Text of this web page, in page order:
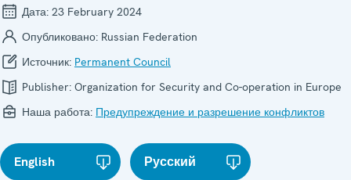
Дата: 23 February 2024
Опубликовано: Russian Federation
Источник: Permanent Council
Publisher: Organization for Security and Co-operation in Europe
Наша работа: Предупреждение и разрешение конфликтов
English Русский